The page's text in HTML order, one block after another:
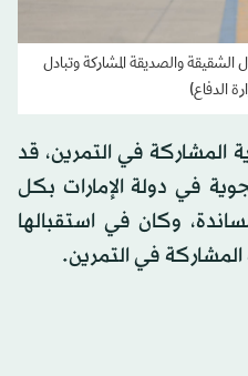
الشقيقة والصديقة المشاركة وتبادل
الدفاع)
المشاركة في التمرين، قد
في دولة الإمارات بكل
وكان في استقبالها
في التمرين.